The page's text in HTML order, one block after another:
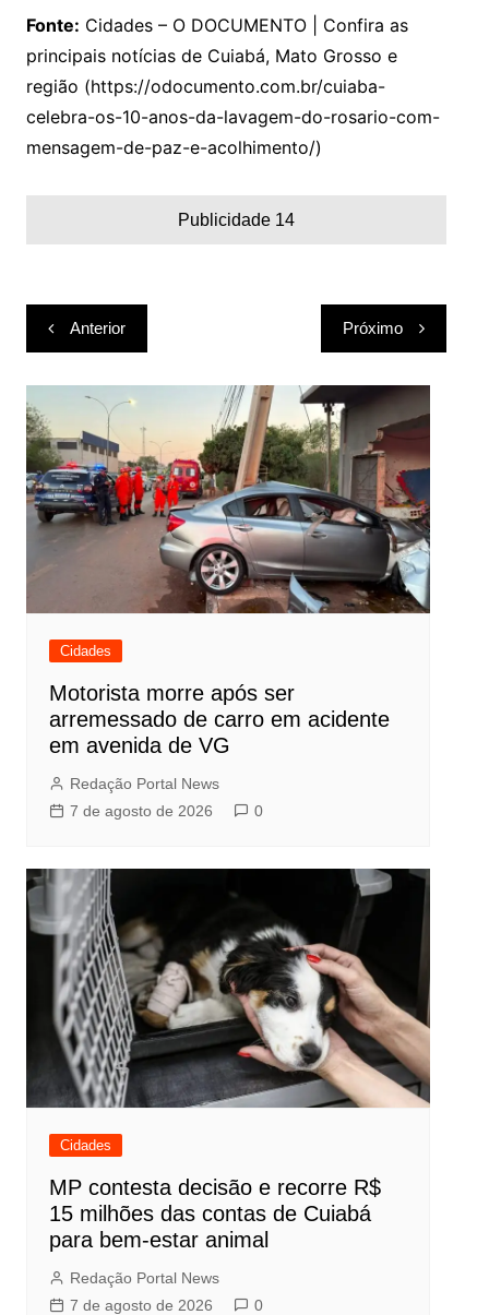
Fonte: Cidades – O DOCUMENTO | Confira as
principais notícias de Cuiabá, Mato Grosso e
região (https://odocumento.com.br/cuiaba-
celebra-os-10-anos-da-lavagem-do-rosario-com-
mensagem-de-paz-e-acolhimento/)
Publicidade 14
Navegação
de
Post
Anterior Próximo
Cidades
Motorista morre após ser
arremessado de carro em acidente
em avenida de VG
Redação Portal News
7 de agosto de 2026
0
Cidades
MP contesta decisão e recorre R$
15 milhões das contas de Cuiabá
para bem-estar animal
Redação Portal News
7 de agosto de 2026
0